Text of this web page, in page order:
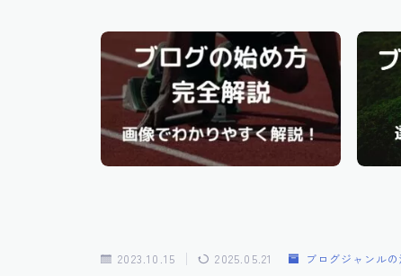
2023.10.15 2025.05.21 ブログジャンルの